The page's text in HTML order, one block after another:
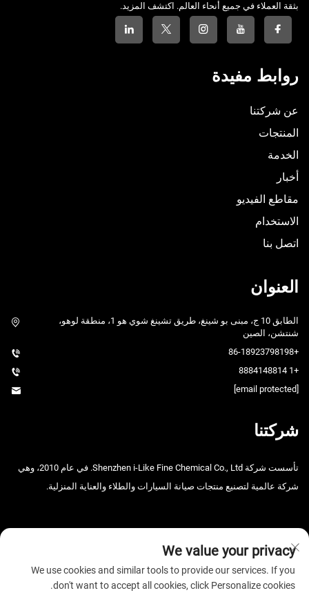
بثقة العملاء في جميع أنحاء العالم. اكتشف المزيد.
روابط مفيدة
عن شركتنا
المنتجات
الخدمة
أخبار
مقاطع الفيديو
الاستخدام
اتصل بنا
العنوان
الطابق 10 ج، مبنى بو شينغ، طريق تشينغ شوي هو 1، منطقة لوهو،
شنتشن، الصين
+86-18923798198
+1 8884148814
شركتنا
تأسست شركة Shenzhen i-Like Fine Chemical Co., Ltd. في عام 2010، وهي
شركة عالمية لتصنيع منتجات صيانة السيارات والطلاء والعناية المنزلية.
حقوق الت COPYRIGHT © 2026 شنتشن i-Like للصناعات الكيميائية الدقيقة
We value your privacy
We use cookies and similar tools to provide our services. If you
don't want to accept all cookies, click Personalize cookies.